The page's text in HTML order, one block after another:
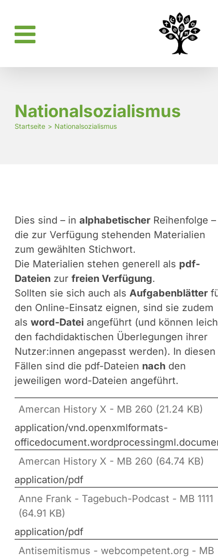
springen
Nationalsozialismus
Startseite Nationalsozialismus
Dies sind – in alphabetischer Reihenfolge –
die zur Verfügung stehenden Materialien
zum gewählten Stichwort.
Die Materialien stehen generell als pdf-
Dateien zur freien Verfügung.
Sollten sie sich auch als Aufgabenblätter
den Online-Einsatz eignen, sind sie zudem
als word-Datei angeführt (und können
den fachdidaktischen Überlegungen ihrer
Nutzer:innen angepasst werden). In diesen
Fällen sind die pdf-Dateien nach den
jeweiligen word-Dateien angeführt.
Amercan History X - MB 260 (21.24 KB)
application/vnd.openxmlformats-
Amercan History X - MB 260 (64.74 KB)
application/pdf
Anne Frank - Tagebuch-Podcast - MB 1111
(64.91 KB)
application/pdf
Antisemitismus - webcompetent.org - MB